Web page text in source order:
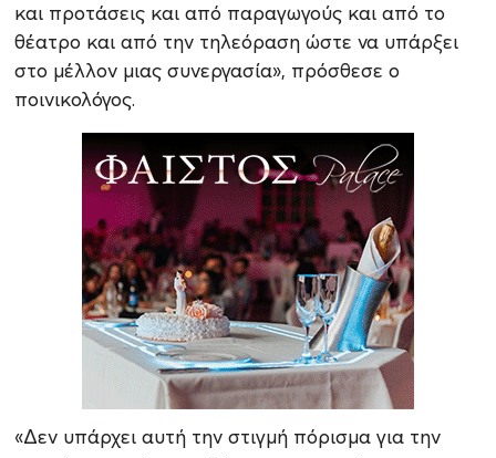
και προτάσεις και από παραγωγούς και από το
θέατρο και από την τηλεόραση ώστε να υπάρξει
στο μέλλον μιας συνεργασία», πρόσθεσε ο
ποινικολόγος.
«Δεν υπάρχει αυτή την στιγμή πόρισμα για την